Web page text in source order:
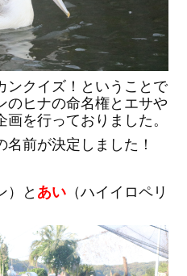
ンクイズ！ということで
のヒナの命名権とエサや
を行っておりました。
前が決定しました！
）と あい （ハイイロペリ